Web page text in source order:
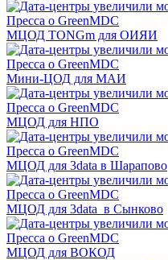
МЦОД TONGm для ОИЯИ
Мини-ЦОД для МАИ
МЦОД для НПО
МЦОД для 3data в Шарапово
МЦОД для 3data в Сынково
МЦОД для ВОКОД